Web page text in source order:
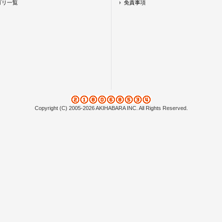
リ一覧 免責事項
Copyright (C) 2005-2026 AKIHABARA INC. All Rights Reserved.